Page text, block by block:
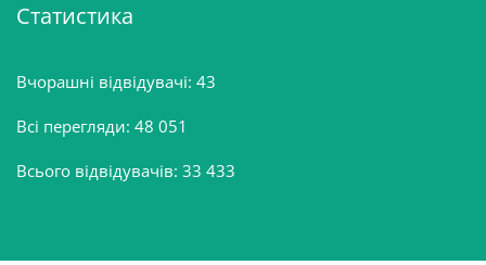
Статистика
Вчорашні відвідувачі: 43
Всі перегляди: 48 051
Всього відвідувачів: 33 433